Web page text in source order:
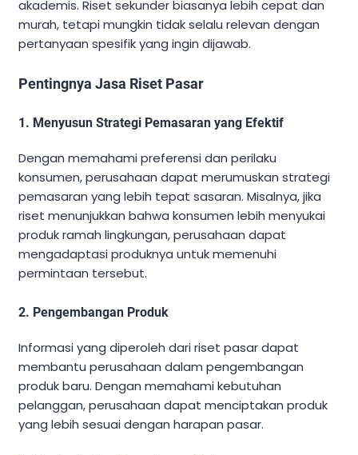
akademis. Riset sekunder biasanya lebih cepat dan
murah, tetapi mungkin tidak selalu relevan dengan
pertanyaan spesifik yang ingin dijawab.
Pentingnya Jasa Riset Pasar
1. Menyusun Strategi Pemasaran yang Efektif
Dengan memahami preferensi dan perilaku
konsumen, perusahaan dapat merumuskan strategi
pemasaran yang lebih tepat sasaran. Misalnya, jika
riset menunjukkan bahwa konsumen lebih menyukai
produk ramah lingkungan, perusahaan dapat
mengadaptasi produknya untuk memenuhi
permintaan tersebut.
2. Pengembangan Produk
Informasi yang diperoleh dari riset pasar dapat
membantu perusahaan dalam pengembangan
produk baru. Dengan memahami kebutuhan
pelanggan, perusahaan dapat menciptakan produk
yang lebih sesuai dengan harapan pasar.